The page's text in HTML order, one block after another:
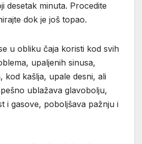
desetak minuta. Procedite
dok je još topao.
u obliku čaja koristi kod svih
upaljenih sinusa,
kod kašlja, upale desni, ali
ublažava glavobolju,
i gasove, poboljšava pažnju i